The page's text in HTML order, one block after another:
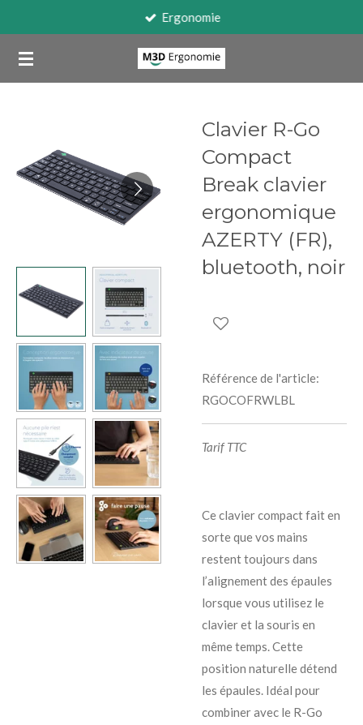
contenu
principal
Clavier R-Go
Compact
Break clavier
ergonomique
AZERTY (FR),
bluetooth, noir
Référence de l'article:
RGOCOFRWLBL
Tarif TTC
Ce clavier compact fait en
sorte que vos mains
restent toujours dans
l’alignement des épaules
lorsque vous utilisez le
clavier et la souris en
même temps. Cette
position naturelle détend
les épaules. Idéal pour
combiner avec le R-Go